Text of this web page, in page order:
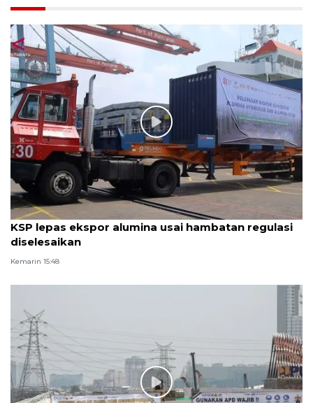
KSP lepas ekspor alumina usai hambatan regulasi
diselesaikan
Kemarin 15:48